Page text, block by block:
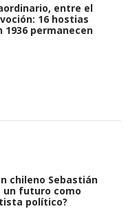
entre el
16 hostias
1936 permanecen
chileno Sebastián
un futuro como
político?